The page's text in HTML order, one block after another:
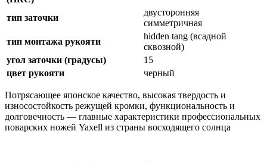
тип заточки
двусторонняя
симметричная
тип монтажа рукояти
hidden tang (всадной
сквозной)
угол заточки (градусы)
15
цвет рукояти
черный
Потрясающее японское качество, высокая твердость и
износостойкость режущей кромки, функциональность и
долговечность — главные характеристики профессиональных
поварских ножей Yaxell из страны восходящего солнца